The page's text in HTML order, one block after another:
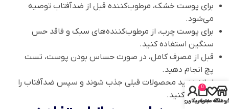
برای پوست خشک، مرطوب‌کننده قبل از ضدآفتاب توصیه
می‌شود.
برای پوست چرب، از مرطوب‌کننده‌های سبک و فاقد حس
سنگین استفاده کنید.
قبل از مصرف کامل، در صورت حساس بودن پوست، تست
پچ انجام دهید.
اجازه دهید محصولات قبلی جذب شوند و سپس ضدآفتاب را
استفاده کنید.
فروشگاه
علاقه مندی
0
سبد خرید
حساب کاربری من